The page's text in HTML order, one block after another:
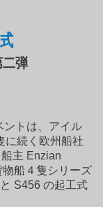
弾
ントは、アイル
に続く欧州船社
主 Enzian
船４隻シリーズ
S456 の起工式